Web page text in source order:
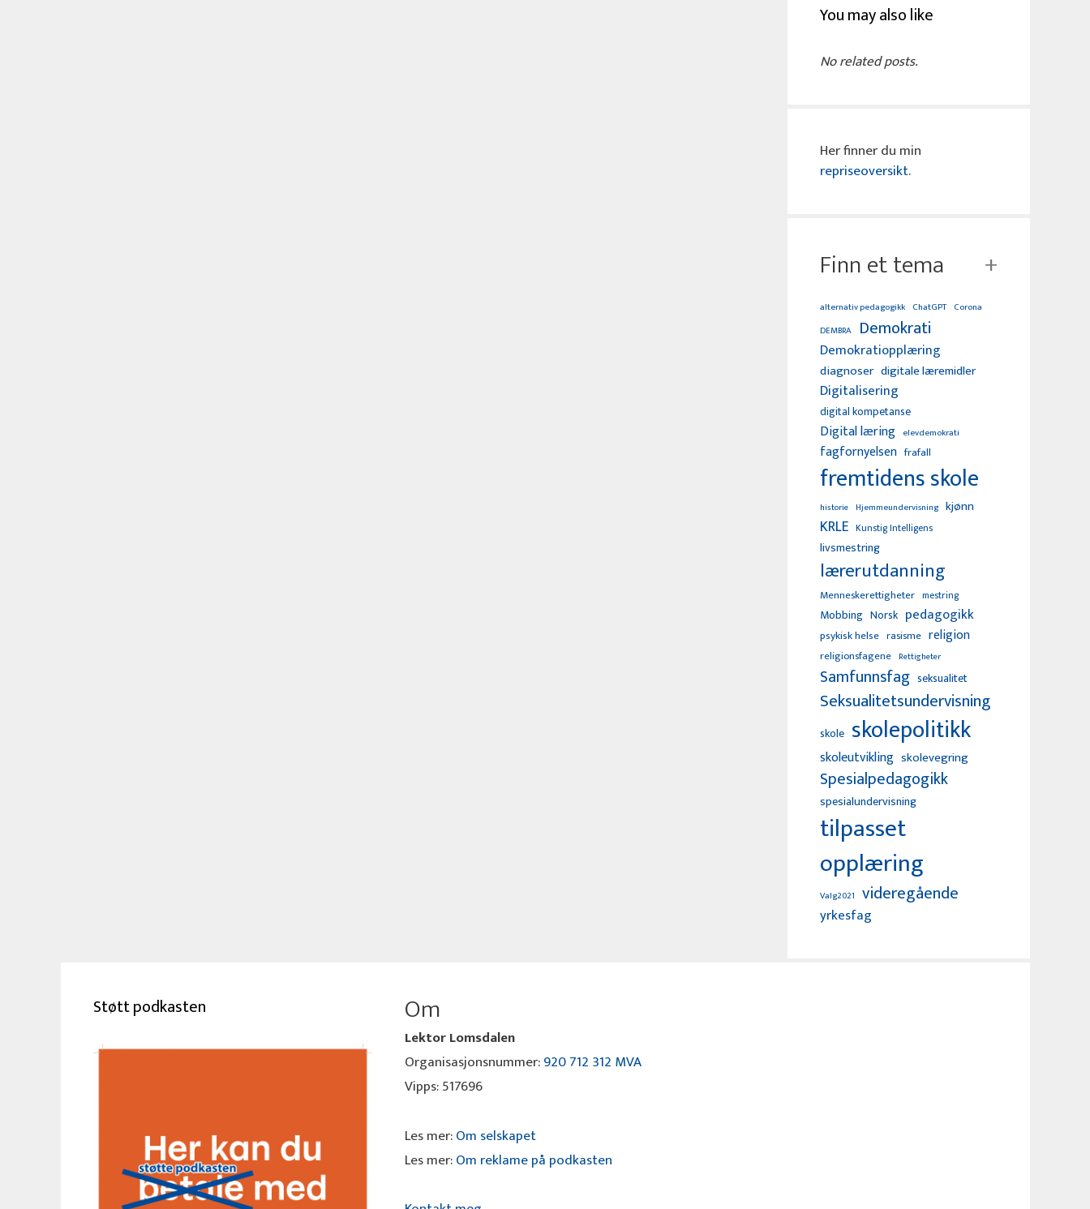
You may also like
No related posts.
Her finner du min
repriseoversikt.
Finn et tema
alternativ pedagogikk ChatGPT Corona
DEMBRA Demokrati
Demokratiopplæring
diagnoser digitale læremidler
Digitalisering
digital kompetanse
Digital læring elevdemokrati
fagfornyelsen frafall
fremtidens skole
historie Hjemmeundervisning kjønn
KRLE Kunstig Intelligens
livsmestring
lærerutdanning
Menneskerettigheter mestring
Mobbing Norsk pedagogikk
psykisk helse rasisme religion
religionsfagene Rettigheter
Samfunnsfag seksualitet
Seksualitetsundervisning
skole skolepolitikk
skoleutvikling skolevegring
Spesialpedagogikk
spesialundervisning
tilpasset
opplæring
Valg2021 videregående
yrkesfag
Støtt podkasten Om
Lektor Lomsdalen
Organisasjonsnummer:920 712 312 MVA
Vipps: 517696
Les mer:Om selskapet
Les mer:Om reklame på podkasten